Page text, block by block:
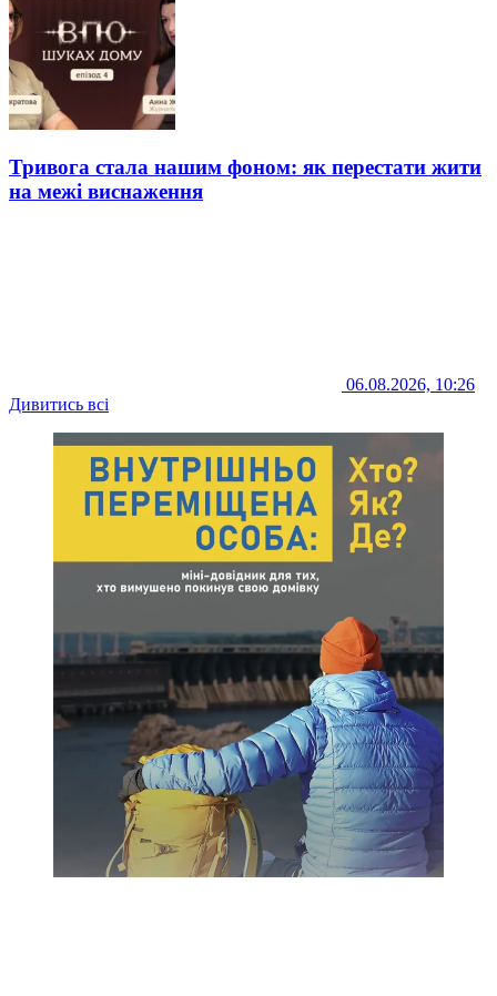
Тривога стала нашим фоном: як перестати жити
на межі виснаження
06.08.2026, 10:26
Дивитись всі